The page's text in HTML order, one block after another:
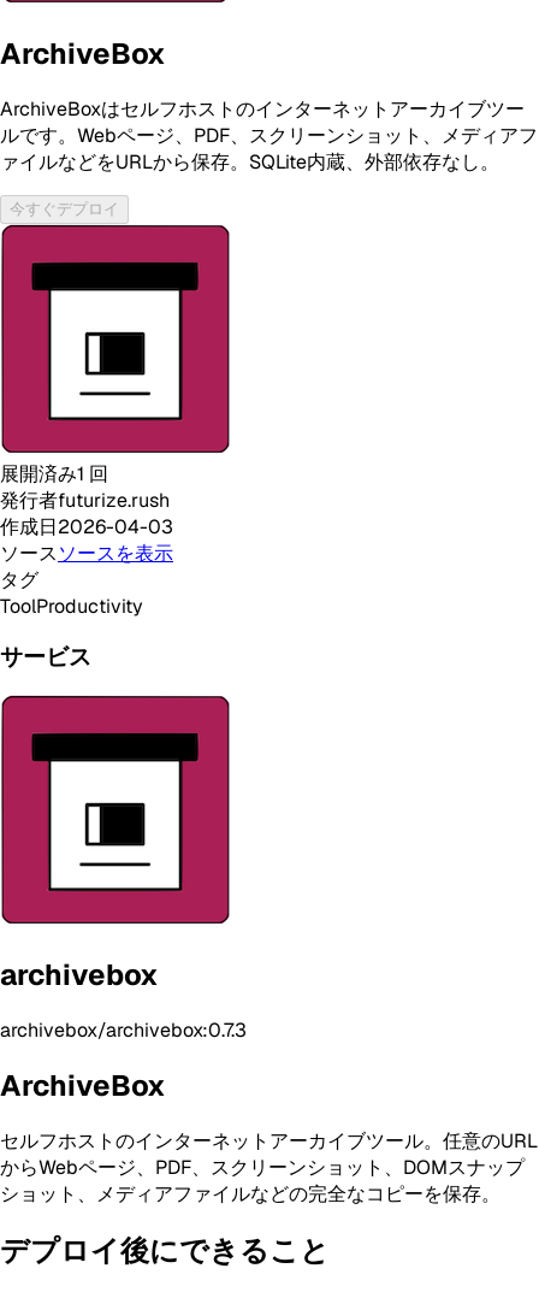
ArchiveBox
ArchiveBoxはセルフホストのインターネットアーカイブツー
ルです。Webページ、PDF、スクリーンショット、メディアフ
ァイルなどをURLから保存。SQLite内蔵、外部依存なし。
今すぐデプロイ
展開済み1 回
発行者futurize.rush
作成日2026-04-03
ソースソースを表示
タグ
ToolProductivity
サービス
archivebox
archivebox/archivebox:0.7.3
ArchiveBox
セルフホストのインターネットアーカイブツール。任意のURL
からWebページ、PDF、スクリーンショット、DOMスナップ
ショット、メディアファイルなどの完全なコピーを保存。
デプロイ後にできること